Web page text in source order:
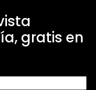
gratis en